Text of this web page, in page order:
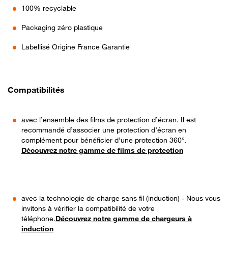
100% recyclable
Packaging zéro plastique
Labellisé Origine France Garantie
Compatibilités
avec l’ensemble des films de protection d’écran. Il est
recommandé d’associer une protection d’écran en
complément pour bénéficier d’une protection 360°.
Découvrez notre gamme de films de protection
avec la technologie de charge sans fil (induction) - Nous vous
invitons à vérifier la compatibilité de votre
téléphone.Découvrez notre gamme de chargeurs à
induction